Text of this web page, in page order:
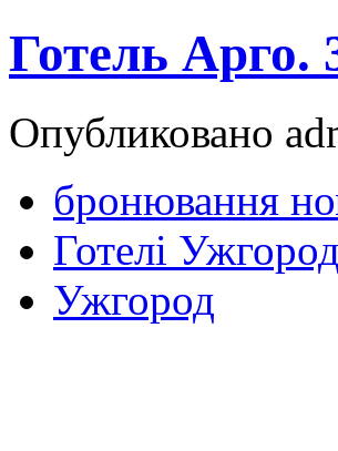
Готель Арго.
Опубликовано
бронювання
Готелі
Ужгород